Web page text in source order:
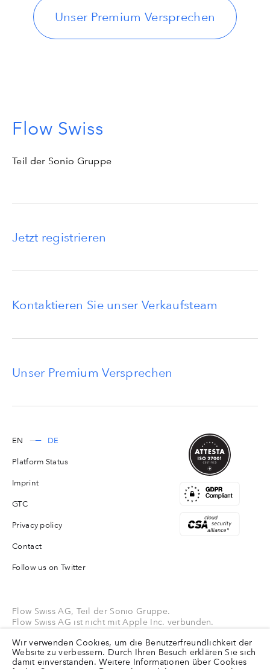
Unser Premium Versprechen
Flow Swiss
Teil der Sonio Gruppe
Jetzt registrieren
Kontaktieren Sie unser Verkaufsteam
Unser Premium Versprechen
EN DE
Platform Status
Imprint
GTC
Privacy policy
Contact
Follow us on Twitter
Flow Swiss AG, Teil der Sonio Gruppe.
Flow Swiss AG ist nicht mit Apple Inc. verbunden.
macOS® sind Marken von Apple Inc.
Wir verwenden Cookies, um die Benutzerfreundlichkeit der
Website zu verbessern. Durch Ihren Besuch erklären Sie sich
damit einverstanden. Weitere Informationen über Cookies